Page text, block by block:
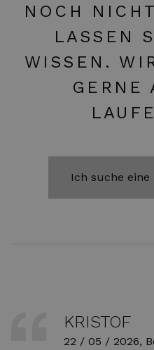
NOCH
LASSEN
WISSEN.
GERNE
Ich suche
KRISTOF
22 / 05 / 2026,